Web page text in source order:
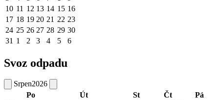
10 11 12 13 14 15 16
17 18 19 20 21 22 23
24 25 26 27 28 29 30
31 1 2 3 4 5 6
Svoz odpadu
Srpen2026
Po
Út St Čt
Pá